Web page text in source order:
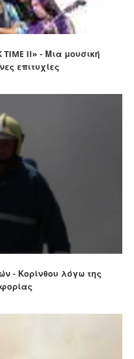
TIME II» - Μια μουσική
επιτυχίες
- Κορίνθου λόγω της